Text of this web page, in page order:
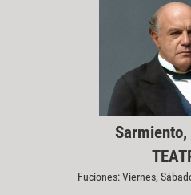
Fuciones: Viernes,